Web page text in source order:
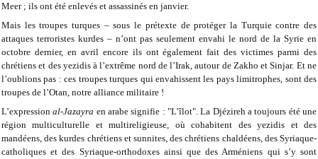
Meer ; ils ont été enlevés et assassinés en janvier.
Mais les troupes turques – sous le prétexte de protéger la Turquie contre des
attaques terroristes kurdes – n’ont pas seulement envahi le nord de la Syrie en
octobre dernier, en avril encore ils ont également fait des victimes parmi des
chrétiens et des yezidis à l’extrême nord de l’Irak, autour de Zakho et Sinjar. Et ne
l’oublions pas : ces troupes turques qui envahissent les pays limitrophes, sont des
troupes de l’Otan, notre alliance militaire !
L’expressional-Jazayra en arabe signifie : "L’îlot". La Djézireh a toujours été une
région multiculturelle et multireligieuse, où cohabitent des yezidis et des
mandéens, des kurdes chrétiens et sunnites, des chrétiens chaldéens, des Syriaque-
catholiques et des Syriaque-orthodoxes ainsi que des Arméniens qui s’y sont